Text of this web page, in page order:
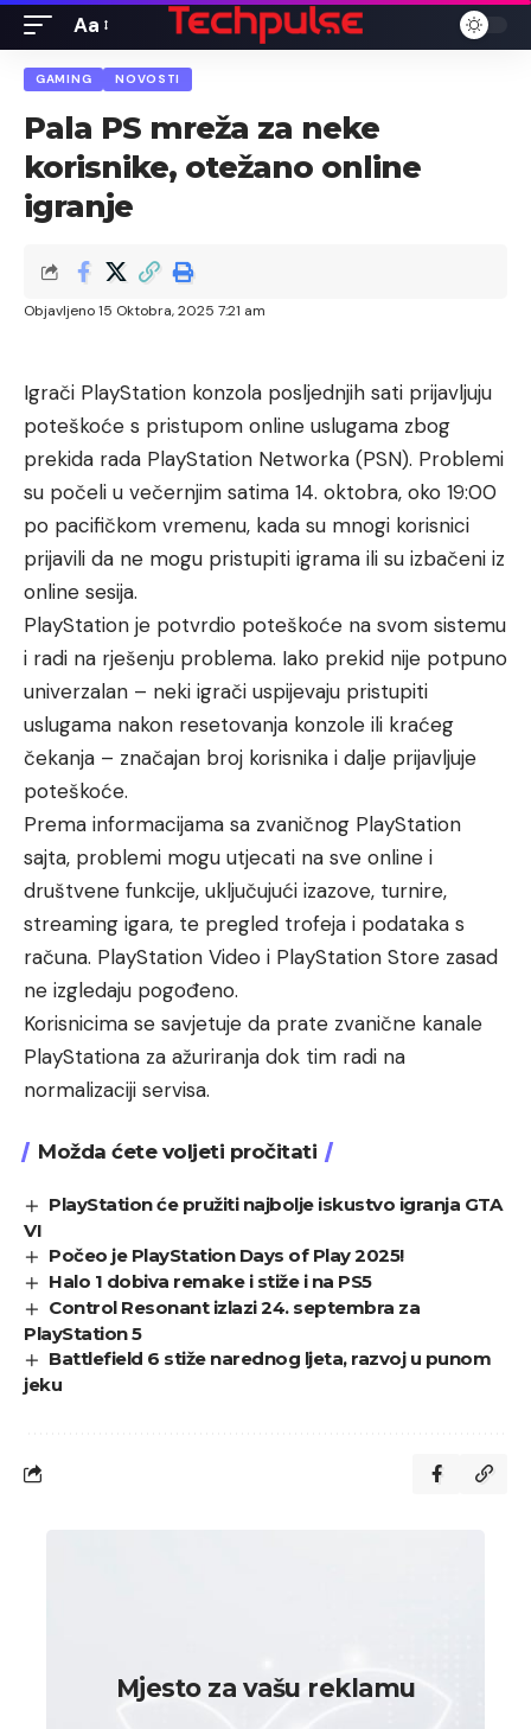
Font
Resizer
Aa
GAMING NOVOSTI
Pala PS mreža za neke
korisnike, otežano online
igranje
Objavljeno 15 Oktobra, 2025 7:21 am
Igrači PlayStation konzola posljednjih sati prijavljuju
poteškoće s pristupom online uslugama zbog
prekida rada PlayStation Networka (PSN). Problemi
su počeli u večernjim satima 14. oktobra, oko 19:00
po pacifičkom vremenu, kada su mnogi korisnici
prijavili da ne mogu pristupiti igrama ili su izbačeni iz
online sesija.
PlayStation je potvrdio poteškoće na svom sistemu
i radi na rješenju problema. Iako prekid nije potpuno
univerzalan – neki igrači uspijevaju pristupiti
uslugama nakon resetovanja konzole ili kraćeg
čekanja – značajan broj korisnika i dalje prijavljuje
poteškoće.
Prema informacijama sa zvaničnog PlayStation
sajta, problemi mogu utjecati na sve online i
društvene funkcije, uključujući izazove, turnire,
streaming igara, te pregled trofeja i podataka s
računa. PlayStation Video i PlayStation Store zasad
ne izgledaju pogođeno.
Korisnicima se savjetuje da prate zvanične kanale
PlayStationa za ažuriranja dok tim radi na
normalizaciji servisa.
Možda ćete voljeti pročitati
PlayStation će pružiti najbolje iskustvo igranja GTA
VI
Počeo je PlayStation Days of Play 2025!
Halo 1 dobiva remake i stiže i na PS5
Control Resonant izlazi 24. septembra za
PlayStation 5
Battlefield 6 stiže narednog ljeta, razvoj u punom
jeku
Mjesto za vašu reklamu